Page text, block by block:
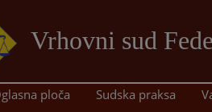
Vrhovni sud
ploča Sudska praksa